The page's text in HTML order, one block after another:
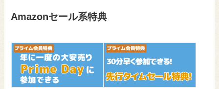
Amazonセール系特典